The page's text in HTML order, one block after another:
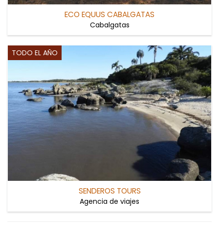
ECO EQUUS CABALGATAS
Cabalgatas
TODO EL AÑO
SENDEROS TOURS
Agencia de viajes